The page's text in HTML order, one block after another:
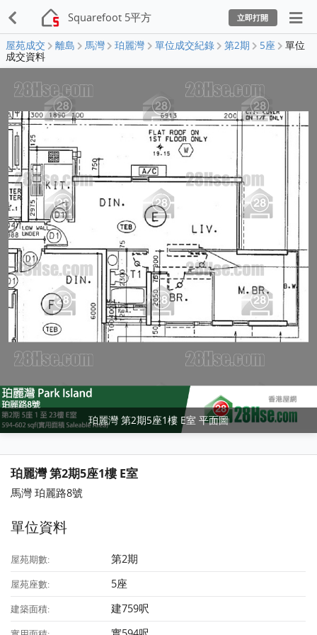
Squarefoot 5平方 立即打開
屋苑成交 離島 馬灣 珀麗灣 單位成交紀錄 第2期 5座
單位
成交資料
珀麗灣 第2期5座1樓 E室 平面圖
珀麗灣 第2期5座1樓 E室
馬灣 珀麗路8號
單位資料
屋苑期數: 第2期
屋苑座數: 5座
建築面積: 建759呎